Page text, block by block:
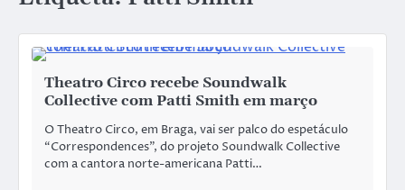
Theatro Circo recebe Soundwalk
Collective com Patti Smith em março
O Theatro Circo, em Braga, vai ser palco do espetáculo
“Correspondences”, do projeto Soundwalk Collective
com a cantora norte-americana Patti…